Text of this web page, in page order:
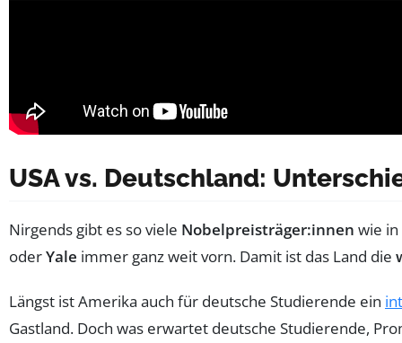
USA vs. Deutschland:
Nirgends gibt es so viele Nobelpreisträger:innen wie
oderYale immer ganz weit vorn. Damit ist das Land die
Längst ist Amerika auch für deutsche Studierende ein
Gastland. Doch was erwartet deutsche Studierende,